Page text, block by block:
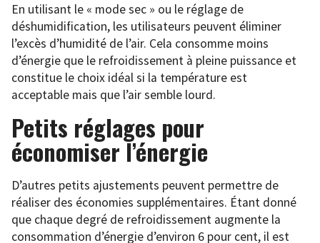
En utilisant le « mode sec » ou le réglage de
déshumidification, les utilisateurs peuvent éliminer
l’excès d’humidité de l’air. Cela consomme moins
d’énergie que le refroidissement à pleine puissance et
constitue le choix idéal si la température est
acceptable mais que l’air semble lourd.
Petits réglages pour
économiser l’énergie
D’autres petits ajustements peuvent permettre de
réaliser des économies supplémentaires. Étant donné
que chaque degré de refroidissement augmente la
consommation d’énergie d’environ 6 pour cent, il est